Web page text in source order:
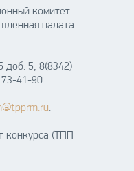
комитет
палата
доб. 5, 8(8342)
41-90.
.
конкурса (ТПП